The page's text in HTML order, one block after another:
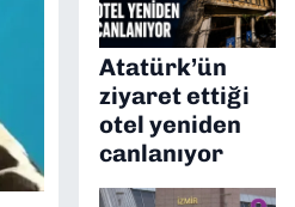
Atatürk’ün
ziyaret ettiği
otel yeniden
canlanıyor